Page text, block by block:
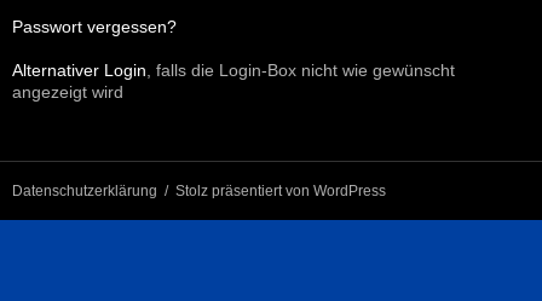
Passwort vergessen?
Alternativer Login , falls die Login-Box nicht wie gewünscht
angezeigt wird
Datenschutzerklärung Stolz präsentiert von WordPress